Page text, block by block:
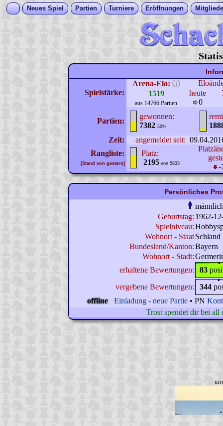
Neues Spiel Partien Turniere Eröffnungen
Spielstärke:
Arena-Elo: ⓘ
1519
aus 14766 Partien
heute
0
Partien:
gewonnen:
7382 50%
Zeit:
angemeldet seit:
Rangliste:
[Stand von gestern]
Platz:
2195 von 5833
-
Persönliches
Geburtstag: 1962-
Spielniveau:
Wohnort - StaatSchland
Bundesland/Kanton:Bayern
Wohnort - Stadt:
erhaltene Bewertungen:
83
vergebene Bewertungen:
344
offline
Einladung - neue Partie • PN
Trost spendet dir bei